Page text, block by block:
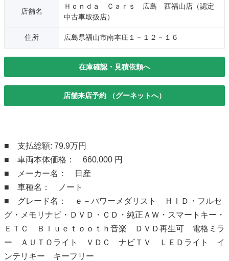
店舗名
Ｈｏｎｄａ Ｃａｒｓ 広島 西福山店（認定
中古車取扱店）
住所 広島県福山市南本庄１－１２－１６
在庫確認・見積依頼へ
店舗来店予約 （グーネットへ）
■ 支払総額: 79.9万円
■ 車両本体価格： 660,000 円
■ メーカー名： 日産
■ 車種名： ノート
■ グレード名： ｅ－パワーメダリスト ＨＩＤ・フルセ
グ・メモリナビ・ＤＶＤ・ＣＤ・純正ＡＷ・スマートキー・
ＥＴＣ Ｂｌｕｅｔｏｏｔｈ音楽 ＤＶＤ再生可 電格ミラ
ー ＡＵＴＯライト ＶＤＣ ナビＴＶ ＬＥＤライト イ
ンテリキー キーフリー